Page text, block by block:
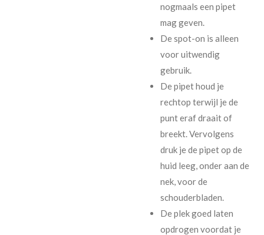
nogmaals een pipet
mag geven.
De spot-on is alleen
voor uitwendig
gebruik.
De pipet houd je
rechtop terwijl je de
punt eraf draait of
breekt. Vervolgens
druk je de pipet op de
huid leeg, onder aan de
nek, voor de
schouderbladen.
De plek goed laten
opdrogen voordat je